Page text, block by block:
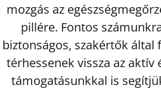
mozgás az
pillére. Fontos
biztonságos, szakértők által
térhessenek vissza az aktív
támogatásunkkal is